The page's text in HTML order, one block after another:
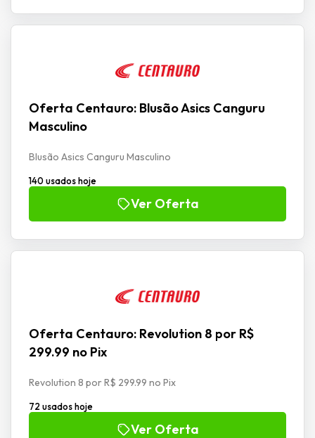
Oferta Centauro: Blusão Asics Canguru
Masculino
Blusão Asics Canguru Masculino
140 usados hoje
Ver Oferta
Oferta Centauro: Revolution 8 por R$
299.99 no Pix
Revolution 8 por R$ 299.99 no Pix
72 usados hoje
Ver Oferta